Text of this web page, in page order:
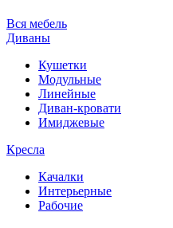
Вся мебель
Диваны
Кушетки
Модульные
Линейные
Диван-кровати
Имиджевые
Кресла
Качалки
Интерьерные
Рабочие